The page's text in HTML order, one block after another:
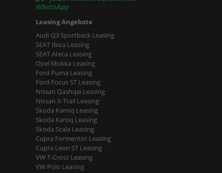
Leasing Angebote
Audi Q3 Sportback Leasing
SEAT Ibiza Leasing
SEAT Ateca Leasing
Opel Mokka Leasing
Ford Puma Leasing
Ford Focus ST Leasing
Nissan Qashqai Leasing
Nissan X-Trail Leasing
Skoda Kamiq Leasing
Skoda Karoq Leasing
Skoda Scala Leasing
Cupra Formentor Leasing
Cupra Leon ST Leasing
VW T-Cross Leasing
VW Polo Leasing